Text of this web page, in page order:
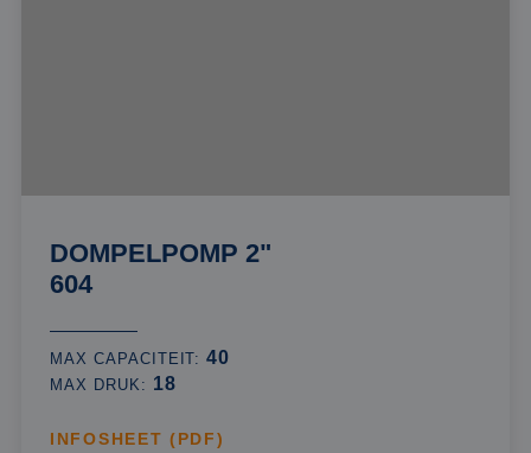
DOMPELPOMP 2"
604
MAX CAPACITEIT:40
MAX DRUK: 18
INFOSHEET (PDF)